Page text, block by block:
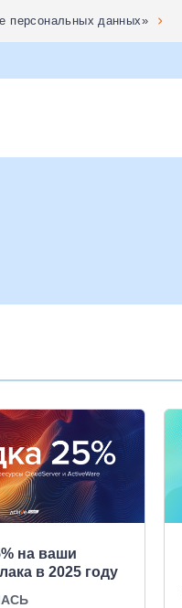
персональных данных»
на ваши
в 2025 году